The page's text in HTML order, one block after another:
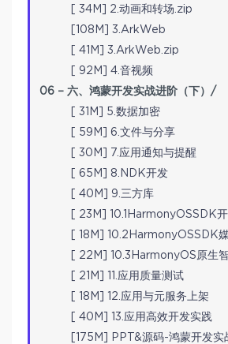
[ 34M] 2.动画和转场.zip
[108M] 3.ArkWeb
[ 41M] 3.ArkWeb.zip
[ 92M] 4.音视频
06 – 六、鸿蒙开发实战进阶（下）/
[ 31M] 5.数据加密
[ 59M] 6.文件与分享
[ 30M] 7.应用通知与提醒
[ 65M] 8.NDK开发
[ 40M] 9.三方库
[ 23M] 10.1HarmonyOSSDK
[ 18M] 10.2HarmonyOSSDK
[ 22M] 10.3HarmonyOS原生
[ 21M] 11.应用质量测试
[ 18M] 12.应用与元服务上架
[ 40M] 13.应用高效开发实践
[175M] PPT&源码-鸿蒙开发实